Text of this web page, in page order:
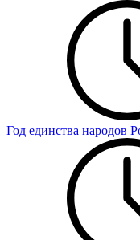
Год единства народов